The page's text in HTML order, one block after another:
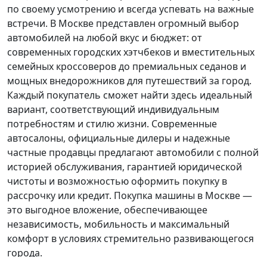
по своему усмотрению и всегда успевать на важные
встречи. В Москве представлен огромный выбор
автомобилей на любой вкус и бюджет: от
современных городских хэтчбеков и вместительных
семейных кроссоверов до премиальных седанов и
мощных внедорожников для путешествий за город.
Каждый покупатель сможет найти здесь идеальный
вариант, соответствующий индивидуальным
потребностям и стилю жизни. Современные
автосалоны, официальные дилеры и надежные
частные продавцы предлагают автомобили с полной
историей обслуживания, гарантией юридической
чистоты и возможностью оформить покупку в
рассрочку или кредит. Покупка машины в Москве —
это выгодное вложение, обеспечивающее
независимость, мобильность и максимальный
комфорт в условиях стремительно развивающегося
города.